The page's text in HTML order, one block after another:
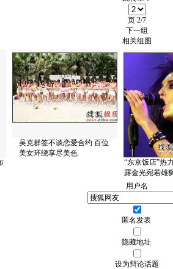
页 2/7
下一组
相关组图
吴克群签不谈恋爱合约 百位
美女环绕享尽美色
“东京饭店”热
露金光宛若雄
用户名
匿名发表
隐藏地址
设为辩论话题